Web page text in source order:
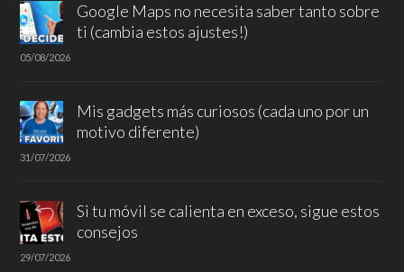
Google Maps no necesita saber tanto sobre
ti (cambia estos ajustes!)
05/08/2026
Mis gadgets más curiosos (cada uno por un
motivo diferente)
31/07/2026
Si tu móvil se calienta en exceso, sigue estos
consejos
29/07/2026